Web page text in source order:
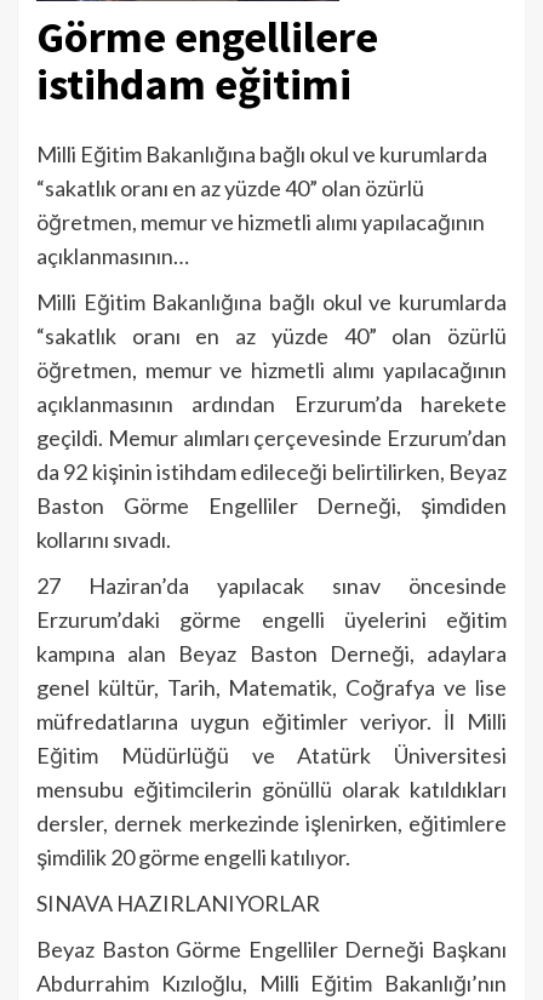
Görme engellilere
istihdam eğitimi
Milli Eğitim Bakanlığına bağlı okul ve kurumlarda
“sakatlık oranı en az yüzde 40” olan özürlü
öğretmen, memur ve hizmetli alımı yapılacağının
açıklanmasının…
Milli Eğitim Bakanlığına bağlı okul ve kurumlarda
“sakatlık oranı en az yüzde 40” olan özürlü
öğretmen, memur ve hizmetli alımı yapılacağının
açıklanmasının ardından Erzurum’da harekete
geçildi. Memur alımları çerçevesinde Erzurum’dan
da 92 kişinin istihdam edileceği belirtilirken, Beyaz
Baston Görme Engelliler Derneği, şimdiden
kollarını sıvadı.
27 Haziran’da yapılacak sınav öncesinde
Erzurum’daki görme engelli üyelerini eğitim
kampına alan Beyaz Baston Derneği, adaylara
genel kültür, Tarih, Matematik, Coğrafya ve lise
müfredatlarına uygun eğitimler veriyor. İl Milli
Eğitim Müdürlüğü ve Atatürk Üniversitesi
mensubu eğitimcilerin gönüllü olarak katıldıkları
dersler, dernek merkezinde işlenirken, eğitimlere
şimdilik 20 görme engelli katılıyor.
SINAVA HAZIRLANIYORLAR
Beyaz Baston Görme Engelliler Derneği Başkanı
Abdurrahim Kızıloğlu, Milli Eğitim Bakanlığı’nın